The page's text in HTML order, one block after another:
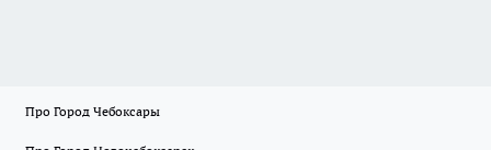
Про Город Чебоксары